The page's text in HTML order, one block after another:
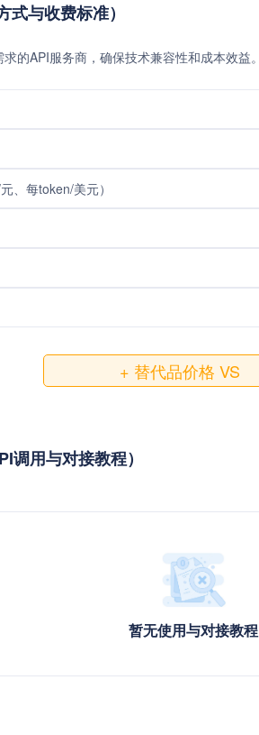
与收费标准）
的API服务商，确保技术兼容性和成本效益。
、每token/美元）
+ 替代品价格 VS
用与对接教程）
暂无使用与对接教程